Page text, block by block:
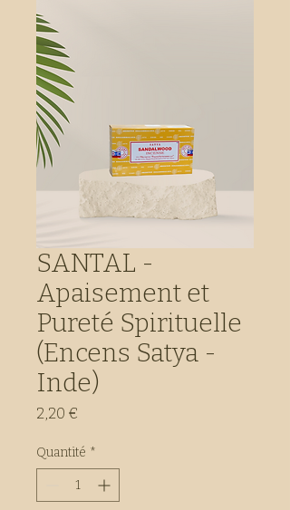
SANTAL -
Apaisement et
Pureté Spirituelle
(Encens Satya -
Inde)
2,20 €
Quantité *